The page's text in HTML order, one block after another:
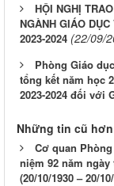
HỘI NGHỊ
NGÀNH GIÁO
2023-2024 (22/09/
Phòng Giáo
tổng kết năm học
2023-2024 đối với
Những tin cũ hơn
Cơ quan
niệm 92 năm
(20/10/1930 – 20/